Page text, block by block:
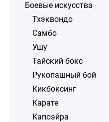
Боевые искусства
Тхэквондо
Самбо
Ушу
Тайский бокс
Рукопашный бой
Кикбоксинг
Карате
Капоэйра